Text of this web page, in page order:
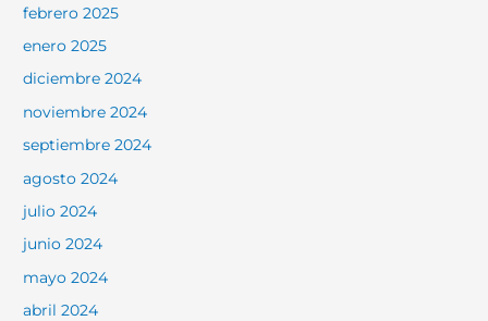
febrero 2025
enero 2025
diciembre 2024
noviembre 2024
septiembre 2024
agosto 2024
julio 2024
junio 2024
mayo 2024
abril 2024